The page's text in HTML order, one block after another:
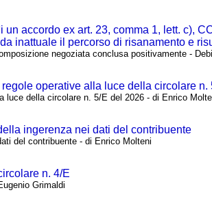
accordo ex art. 23, comma 1, lett. c),
inattuale il percorso di risanamento e
negoziata conclusa positivamente -
operative alla luce della circolare n.
luce della circolare n. 5/E del 2026 - di Enrico
ingerenza nei dati del contribuente
del contribuente - di Enrico Molteni
n. 4/E
Grimaldi